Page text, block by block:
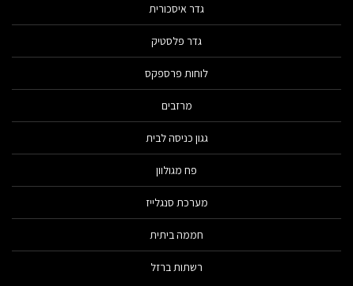
גדר איסכורית
גדר פלסטיק
לוחות פרספקס
מרזבים
גגון כניסה לבית
פח מגולוון
מערכת סנגלייז
חממה ביתית
רשתות ברזל